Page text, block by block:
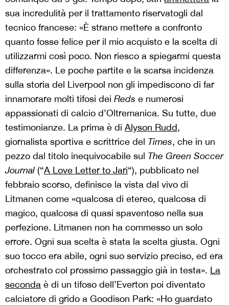
sua incredulità per il trattamento riservatogli dal
tecnico francese: «È strano mettere a confronto
quanto fosse felice per il mio acquisto e la scelta di
utilizzarmi così poco. Non riesco a spiegarmi questa
differenza». Le poche partite e la scarsa incidenza
sulla storia del Liverpool non gli impediscono di far
innamorare molti tifosi dei Reds e numerosi
appassionati di calcio d’Oltremanica. Su tutte, due
testimonianze. La prima è di Alyson Rudd,
giornalista sportiva e scrittrice del Times, che in un
pezzo dal titolo inequivocabile sul The Green Soccer
Journal (“A Love Letter to Jari“), pubblicato nel
febbraio scorso, definisce la vista dal vivo di
Litmanen come «qualcosa di etereo, qualcosa di
magico, qualcosa di quasi spaventoso nella sua
perfezione. Litmanen non ha commesso un solo
errore. Ogni sua scelta è stata la scelta giusta. Ogni
suo tocco era abile, ogni suo servizio preciso, ed era
orchestrato col prossimo passaggio già in testa». La
seconda è di un tifoso dell’Everton poi diventato
calciatore di grido a Goodison Park: «Ho guardato